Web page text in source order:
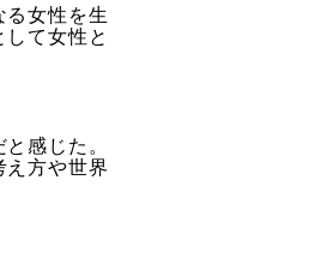
る女性を生
て女性と
感じた。
え方や世界